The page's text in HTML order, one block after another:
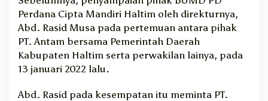
Perdana Cipta Mandiri Haltim oleh direkturnya,
Abd. Rasid Musa pada pertemuan antara pihak
PT. Antam bersama Pemerintah Daerah
Kabupaten Haltim serta perwakilan lainya, pada
13 januari 2022 lalu.
Abd. Rasid pada kesempatan itu meminta PT.